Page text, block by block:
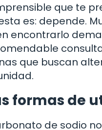
que te
es: depende.
encontrarlo
que buscan
formas de
de sodio